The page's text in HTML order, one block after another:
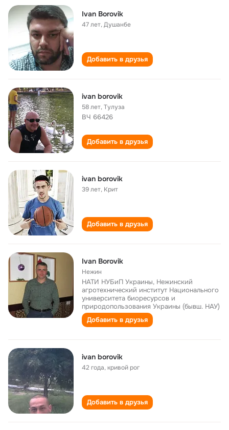
Ivan Borovik
47 лет,Душанбе
Добавить в друзья
ivan borovik
58 лет,Тулуза
ВЧ 66426
Добавить в друзья
ivan borovik
39 лет, Крит
Добавить в друзья
Ivan Borovik
Нежин
НАТИ НУБиП Украины, Нежинский
агротехнический институт Национального
университета биоресурсов и
природопользования Украины (бывш. НАУ)
Добавить в друзья
ivan borovik
42 года,кривой рог
Добавить в друзья